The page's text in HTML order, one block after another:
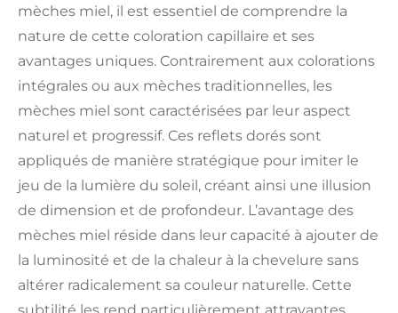
mèches miel, il est essentiel de comprendre la
nature de cette coloration capillaire et ses
avantages uniques. Contrairement aux colorations
intégrales ou aux mèches traditionnelles, les
mèches miel sont caractérisées par leur aspect
naturel et progressif. Ces reflets dorés sont
appliqués de manière stratégique pour imiter le
jeu de la lumière du soleil, créant ainsi une illusion
de dimension et de profondeur. L’avantage des
mèches miel réside dans leur capacité à ajouter de
la luminosité et de la chaleur à la chevelure sans
altérer radicalement sa couleur naturelle. Cette